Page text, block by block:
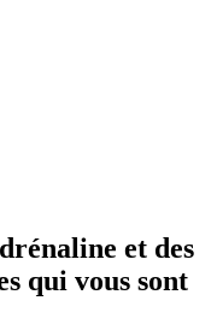
et des
qui vous sont